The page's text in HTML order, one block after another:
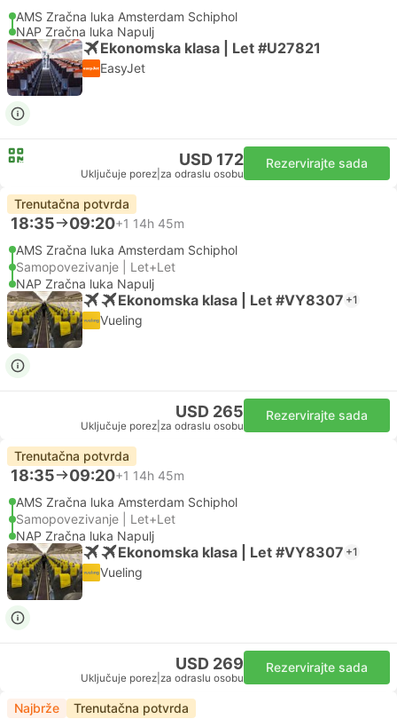
AMS Zračna luka Amsterdam Schiphol
NAP Zračna luka Napulj
Ekonomska klasa | Let #U27821
EasyJet
USD 172
Uključuje porez za odraslu osobu
Rezervirajte sada
Trenutačna potvrda
18:35 09:20+1 14h 45m
AMS Zračna luka Amsterdam Schiphol
Samopovezivanje | Let+Let
NAP Zračna luka Napulj
Ekonomska klasa | Let #VY8307 +1
Vueling
USD 265
Uključuje porez za odraslu osobu
Rezervirajte sada
Trenutačna potvrda
18:35 09:20+1 14h 45m
AMS Zračna luka Amsterdam Schiphol
Samopovezivanje | Let+Let
NAP Zračna luka Napulj
Ekonomska klasa | Let #VY8307 +1
Vueling
USD 269
Uključuje porez za odraslu osobu
Rezervirajte sada
Najbrže Trenutačna potvrda